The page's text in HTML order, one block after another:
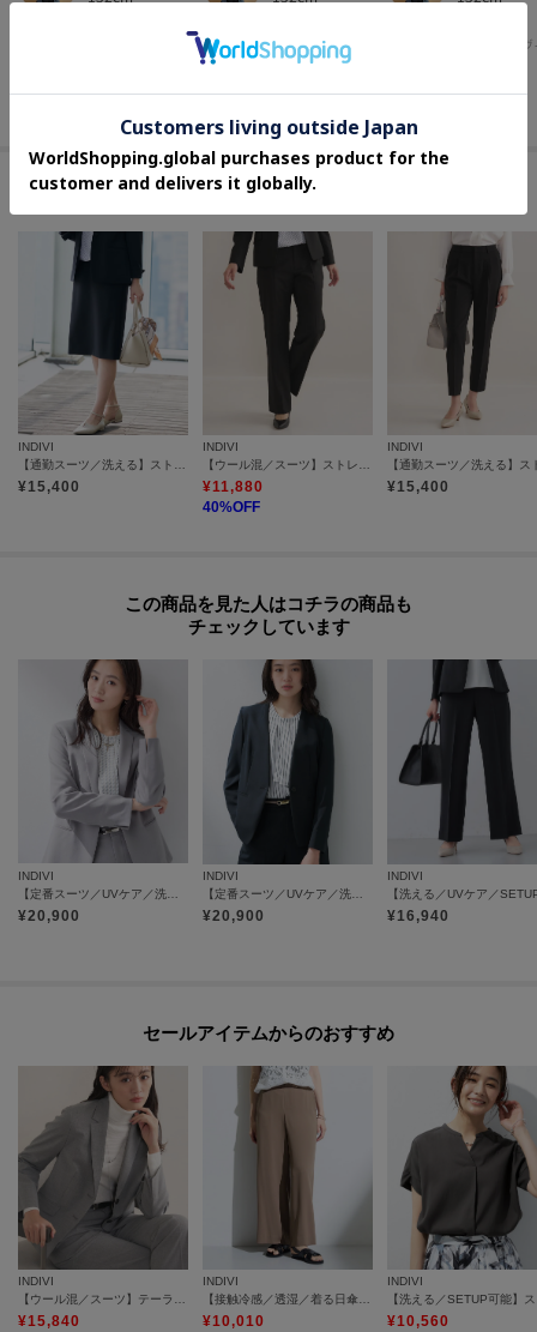
名古屋松坂屋 インディヴィ
名古屋松坂屋 インディヴ
その他のムービーを見る
このアイテムに似ているアイテム
INDIVI
【通勤スーツ／洗える】ストレッチストレートスカート
¥15,400
INDIVI
【ウール混／スーツ】ストレートパンツ
¥11,880
40%OFF
INDIVI
¥15,400
この商品を見た人はコチラの商品も
チェックしています
INDIVI
¥20,900
INDIVI
¥20,900
INDIVI
¥16,940
セールアイテムからのおすすめ
INDIVI
【ウール混／スーツ】テーラードカラージャケット
¥15,840
INDIVI
【接触冷感／透湿／着る日傘】イージーワイドパンツ
¥10,010
INDIVI
¥10,560